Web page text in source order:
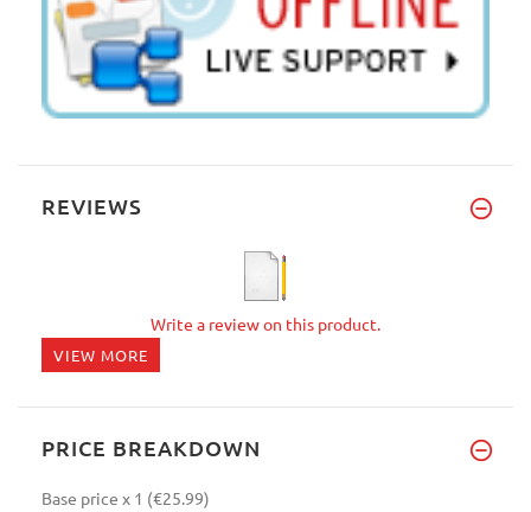
REVIEWS
Write a review on this product.
VIEW MORE
PRICE BREAKDOWN
Base price x 1 (€25.99)